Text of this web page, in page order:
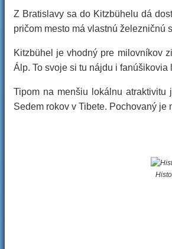
Z Bratislavy sa do Kitzbühelu dá
pričom mesto má vlastnú železničnú
Kitzbühel je vhodný pre milovníkov
Álp. To svoje si tu nájdu i
Tipom na menšiu lokálnu atraktivitu
Sedem rokov v Tibete. Pochovaný je